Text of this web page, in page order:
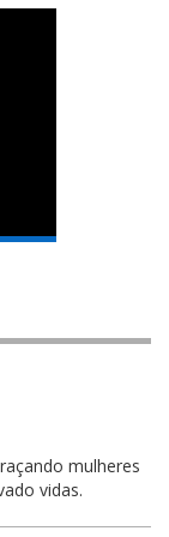
mulheres
vidas.